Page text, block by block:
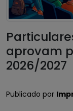
aprovam
2026/2027
Publicado por